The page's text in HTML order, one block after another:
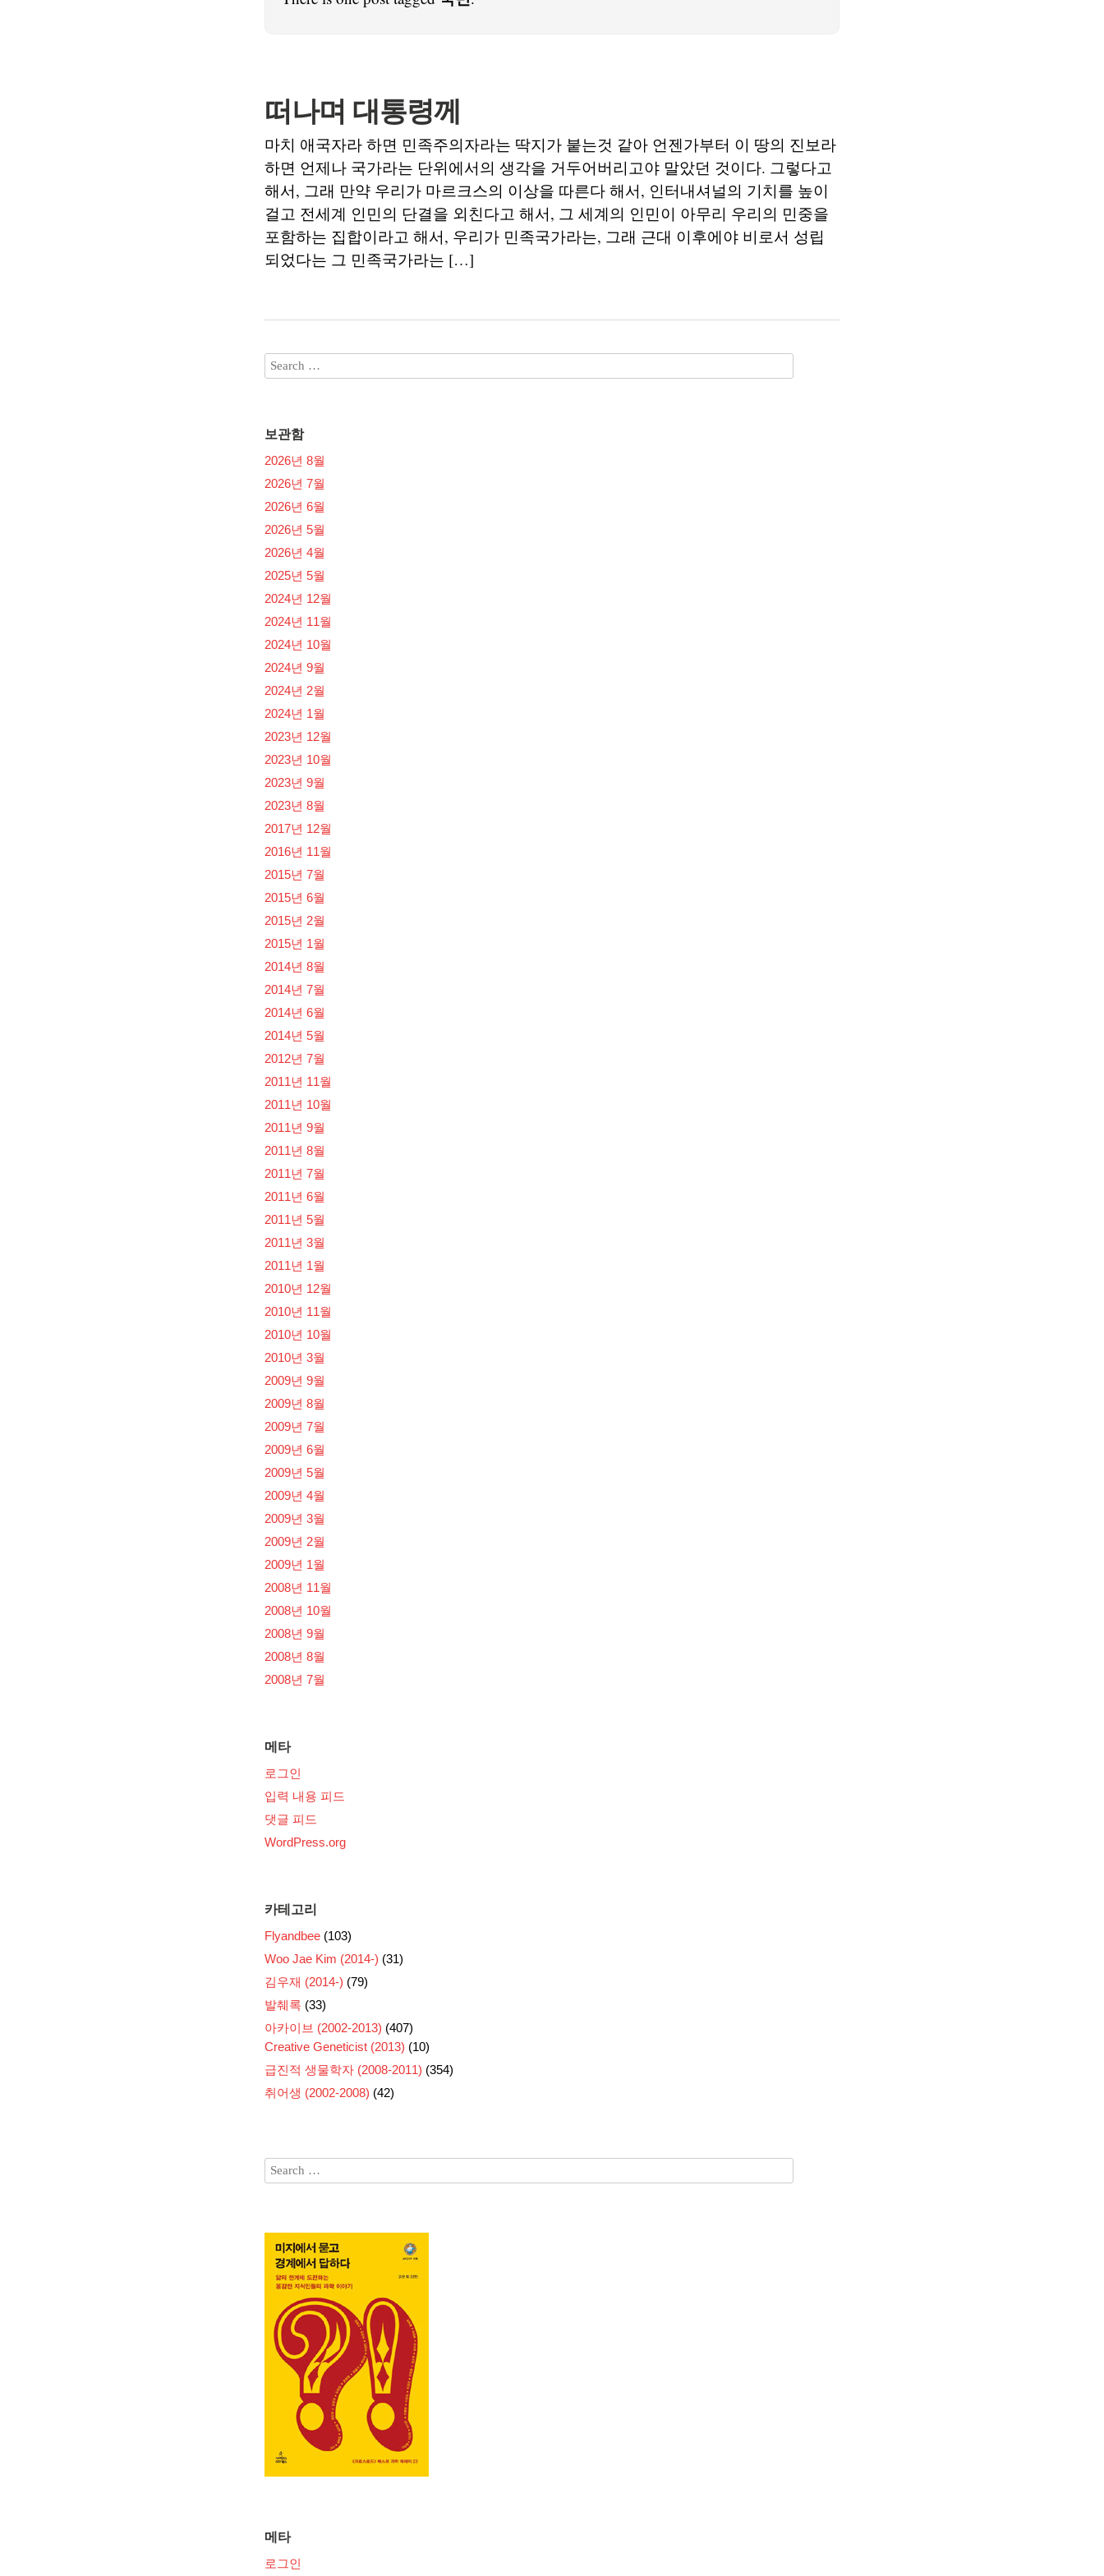
떠나며 대통령께
마치 애국자라 하면 민족주의자라는 딱지가 붙는것 같아 언젠가부터 이 땅의 진보라
하면 언제나 국가라는 단위에서의 생각을 거두어버리고야 말았던 것이다. 그렇다고
해서, 그래 만약 우리가 마르크스의 이상을 따른다 해서, 인터내셔널의 기치를 높이
걸고 전세계 인민의 단결을 외친다고 해서, 그 세계의 인민이 아무리 우리의 민중을
포함하는 집합이라고 해서, 우리가 민족국가라는, 그래 근대 이후에야 비로서 성립
되었다는 그 민족국가라는 […]
보관함
2026년 8월
2026년 7월
2026년 6월
2026년 5월
2026년 4월
2025년 5월
2024년 12월
2024년 11월
2024년 10월
2024년 9월
2024년 2월
2024년 1월
2023년 12월
2023년 10월
2023년 9월
2023년 8월
2017년 12월
2016년 11월
2015년 7월
2015년 6월
2015년 2월
2015년 1월
2014년 8월
2014년 7월
2014년 6월
2014년 5월
2012년 7월
2011년 11월
2011년 10월
2011년 9월
2011년 8월
2011년 7월
2011년 6월
2011년 5월
2011년 3월
2011년 1월
2010년 12월
2010년 11월
2010년 10월
2010년 3월
2009년 9월
2009년 8월
2009년 7월
2009년 6월
2009년 5월
2009년 4월
2009년 3월
2009년 2월
2009년 1월
2008년 11월
2008년 10월
2008년 9월
2008년 8월
2008년 7월
메타
로그인
입력 내용 피드
댓글 피드
WordPress.org
카테고리
Flyandbee (103)
Woo Jae Kim (2014-) (31)
김우재 (2014-) (79)
발췌록 (33)
아카이브 (2002-2013) (407)
Creative Geneticist (2013) (10)
급진적 생물학자 (2008-2011) (354)
취어생 (2002-2008) (42)
메타
로그인